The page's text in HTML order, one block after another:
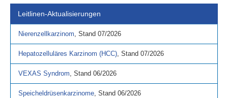
Leitlinen-Aktualisierungen
Nierenzellkarzinom, Stand 07/2026
Hepatozelluläres Karzinom (HCC), Stand 07/2026
VEXAS Syndrom, Stand 06/2026
Speicheldrüsenkarzinome, Stand 06/2026